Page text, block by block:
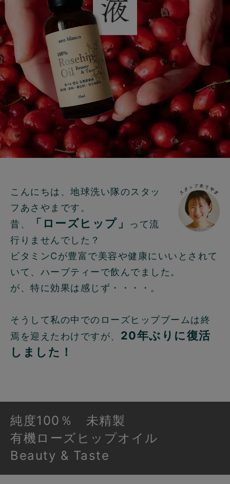
こんにちは、地球洗い隊のスタッ
フあさやまです。
昔、
「ローズヒップ」
って流
行りませんでした？
ビタミンCが豊富で美容や健康にいいとされて
いて、ハーブティーで飲んでました。
が、特に効果は感じず・・・・。
そうして私の中でのローズヒップブームは終
焉を迎えたわけですが、 20年ぶりに復活
しました！
純度100％ 未精製
有機ローズヒップオイル
Beauty & Taste